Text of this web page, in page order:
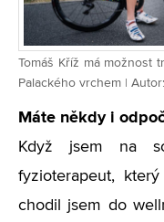
Tomáš Kříž má možnost
Palackého vrchem |
Máte někdy i
Když jsem na
fyzioterapeut,
chodil jsem do